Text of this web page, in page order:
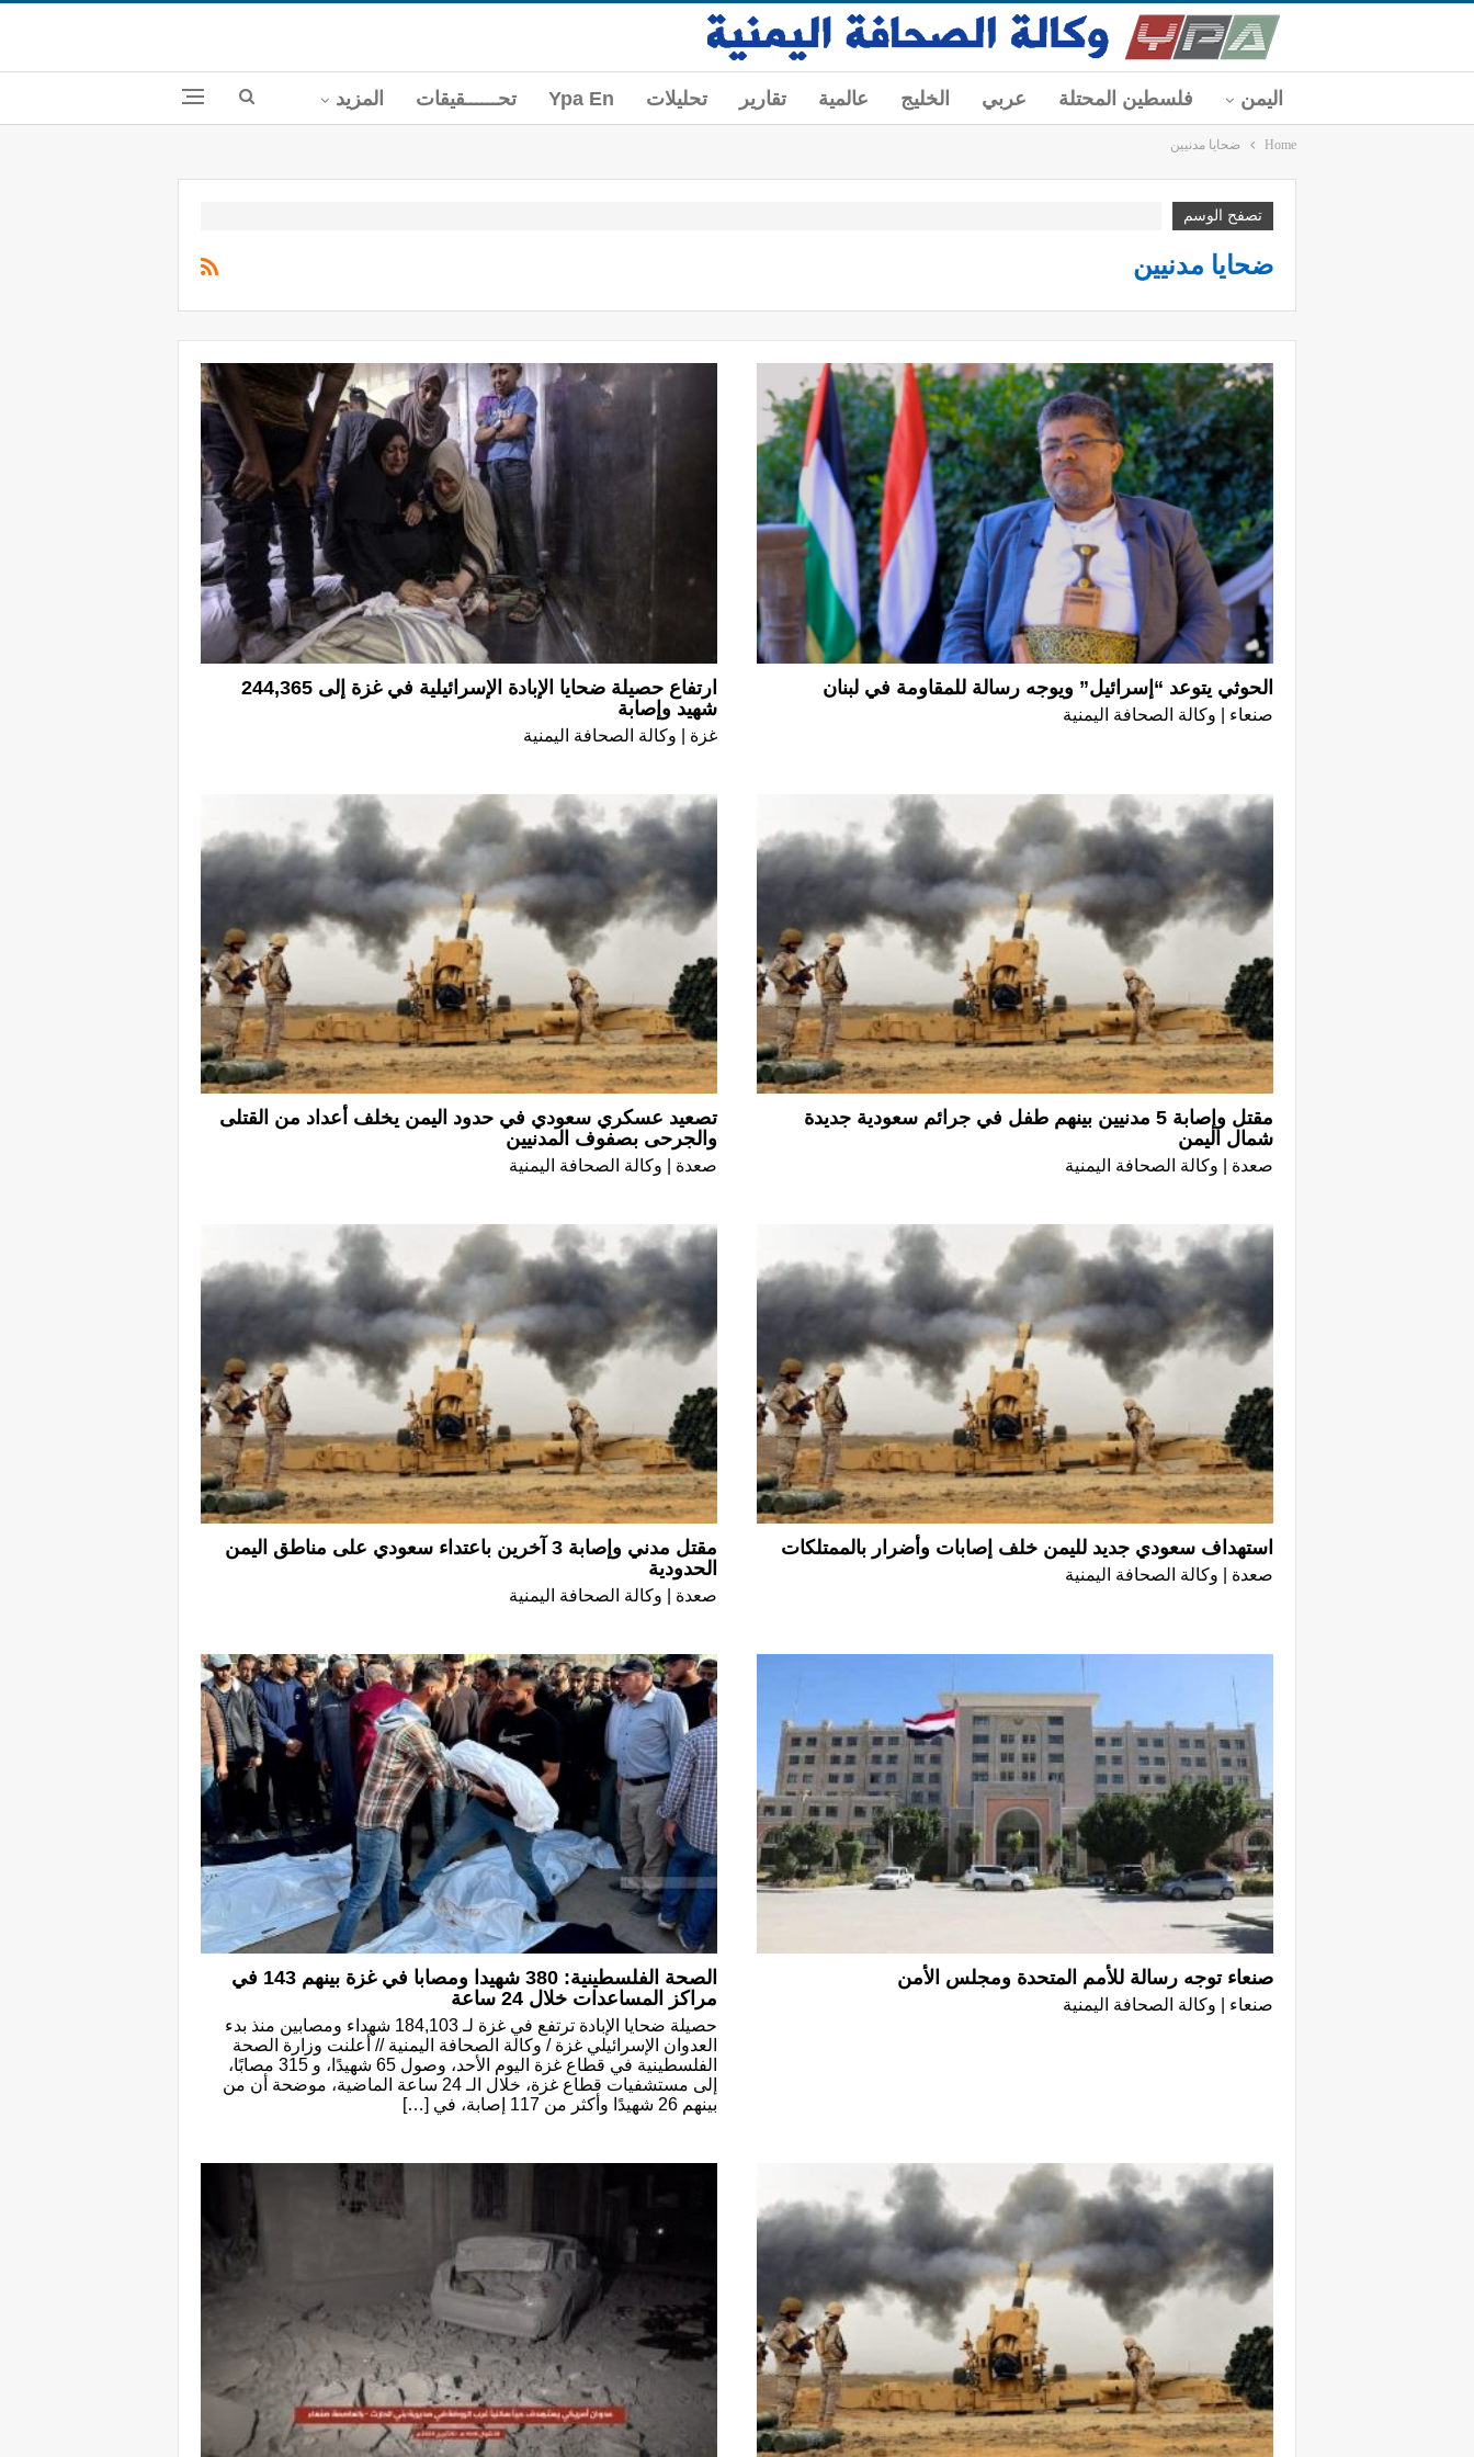
اليمن فلسطين المحتلة عربي الخليج عالمية تقارير تحليلات Ypa En تحــــــقيقات المزيد
Home ضحايا مدنيين
تصفح الوسم
ضحايا مدنيين
الحوثي يتوعد “إسرائيل” ويوجه رسالة للمقاومة في لبنان
صنعاء | وكالة الصحافة اليمنية
ارتفاع حصيلة ضحايا الإبادة الإسرائيلية في غزة إلى 244,365
شهيد وإصابة
غزة | وكالة الصحافة اليمنية
مقتل وإصابة 5 مدنيين بينهم طفل في جرائم سعودية جديدة
شمال اليمن
صعدة | وكالة الصحافة اليمنية
تصعيد عسكري سعودي في حدود اليمن يخلف أعداد من القتلى
والجرحى بصفوف المدنيين
صعدة | وكالة الصحافة اليمنية
استهداف سعودي جديد لليمن خلف إصابات وأضرار بالممتلكات
صعدة | وكالة الصحافة اليمنية
مقتل مدني وإصابة 3 آخرين باعتداء سعودي على مناطق اليمن
الحدودية
صعدة | وكالة الصحافة اليمنية
صنعاء توجه رسالة للأمم المتحدة ومجلس الأمن
صنعاء | وكالة الصحافة اليمنية
الصحة الفلسطينية: 380 شهيدا ومصابا في غزة بينهم 143 في
مراكز المساعدات خلال 24 ساعة
حصيلة ضحايا الإبادة ترتفع في غزة لـ 184,103 شهداء ومصابين منذ بدء
العدوان الإسرائيلي غزة / وكالة الصحافة اليمنية // أعلنت وزارة الصحة
الفلسطينية في قطاع غزة اليوم الأحد، وصول 65 شهيدًا، و 315 مصابًا،
إلى مستشفيات قطاع غزة، خلال الـ 24 ساعة الماضية، موضحة أن من
بينهم 26 شهيدًا وأكثر من 117 إصابة، في […]